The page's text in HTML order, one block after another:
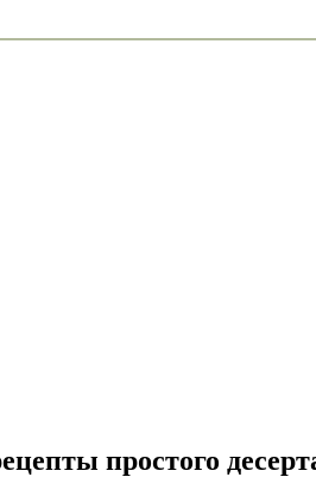
простого